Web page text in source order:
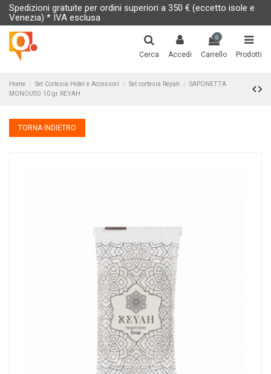
Spedizioni gratuite per ordini superiori a 350 € (eccetto isole e
Venezia) * IVA esclusa
Cerca Accedi
0
Carrello Prodotti
Home Set Cortesia Hotel e Accessori Set cortesia Reyah
SAPONETTA
MONOUSO 10 gr REYAH
TORNA INDIETRO